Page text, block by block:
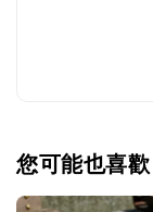
您可能也喜歡